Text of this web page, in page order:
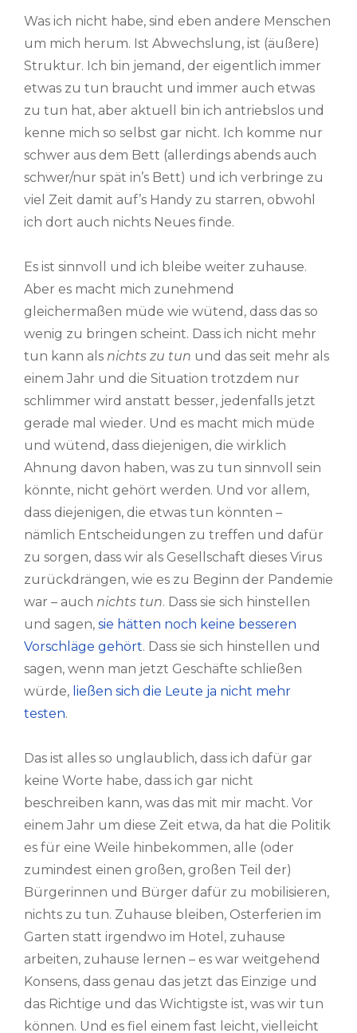
Was ich nicht habe, sind eben andere Menschen
um mich herum. Ist Abwechslung, ist (äußere)
Struktur. Ich bin jemand, der eigentlich immer
etwas zu tun braucht und immer auch etwas
zu tun hat, aber aktuell bin ich antriebslos und
kenne mich so selbst gar nicht. Ich komme nur
schwer aus dem Bett (allerdings abends auch
schwer/nur spät in’s Bett) und ich verbringe zu
viel Zeit damit auf’s Handy zu starren, obwohl
ich dort auch nichts Neues finde.
Es ist sinnvoll und ich bleibe weiter zuhause.
Aber es macht mich zunehmend
gleichermaßen müde wie wütend, dass das so
wenig zu bringen scheint. Dass ich nicht mehr
tun kann als nichts zu tun und das seit mehr als
einem Jahr und die Situation trotzdem nur
schlimmer wird anstatt besser, jedenfalls jetzt
gerade mal wieder. Und es macht mich müde
und wütend, dass diejenigen, die wirklich
Ahnung davon haben, was zu tun sinnvoll sein
könnte, nicht gehört werden. Und vor allem,
dass diejenigen, die etwas tun könnten –
nämlich Entscheidungen zu treffen und dafür
zu sorgen, dass wir als Gesellschaft dieses Virus
zurückdrängen, wie es zu Beginn der Pandemie
war – auch nichts tun. Dass sie sich hinstellen
und sagen, sie hätten noch keine besseren
Vorschläge gehört. Dass sie sich hinstellen und
sagen, wenn man jetzt Geschäfte schließen
würde, ließen sich die Leute ja nicht mehr
testen.
Das ist alles so unglaublich, dass ich dafür gar
keine Worte habe, dass ich gar nicht
beschreiben kann, was das mit mir macht. Vor
einem Jahr um diese Zeit etwa, da hat die Politik
es für eine Weile hinbekommen, alle (oder
zumindest einen großen, großen Teil der)
Bürgerinnen und Bürger dafür zu mobilisieren,
nichts zu tun. Zuhause bleiben, Osterferien im
Garten statt irgendwo im Hotel, zuhause
arbeiten, zuhause lernen – es war weitgehend
Konsens, dass genau das jetzt das Einzige und
das Richtige und das Wichtigste ist, was wir tun
können. Und es fiel einem fast leicht, vielleicht